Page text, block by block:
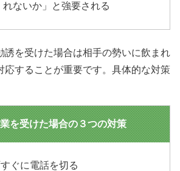
ないか」と強要される
誘を受けた場合は相手の勢いに飲まれ
応することが重要です。具体的な対策
を受けた場合の３つの対策
ぐに電話を切る